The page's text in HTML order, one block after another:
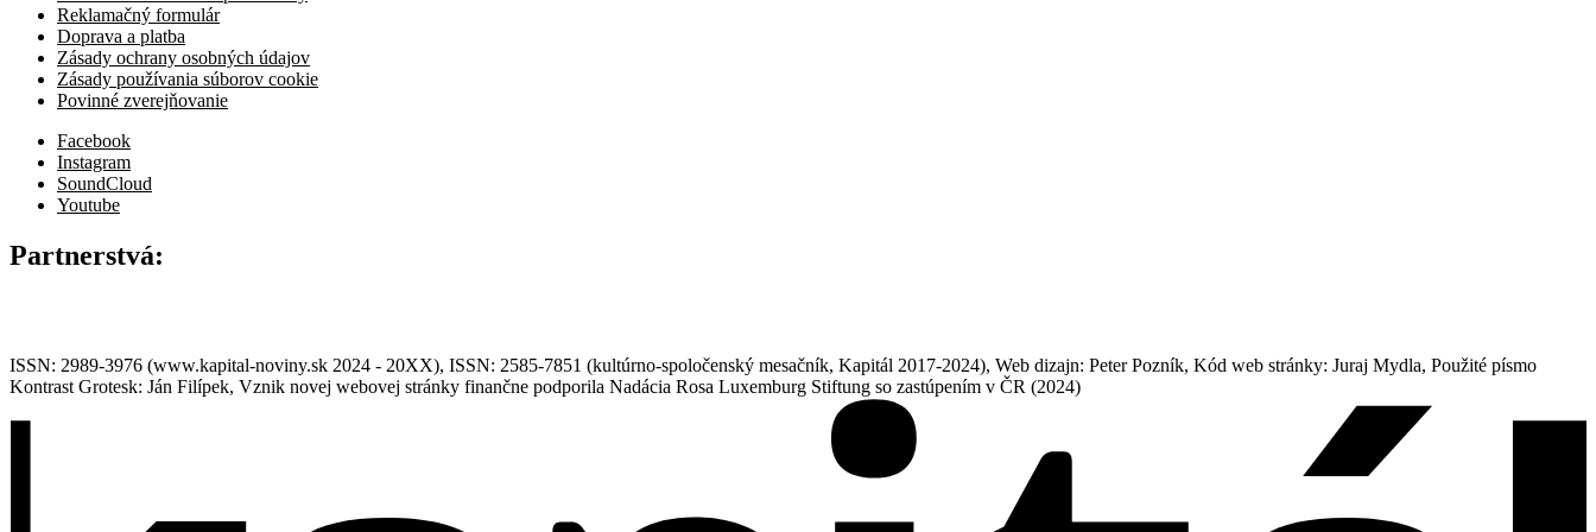
Reklamačný formulár
Doprava a platba
Zásady ochrany osobných údajov
Zásady používania súborov cookie
Povinné zverejňovanie
Facebook
Instagram
SoundCloud
Youtube
Partnerstvá:
ISSN: 2989-3976 (www.kapital-noviny.sk 2024 - 20XX), ISSN: 2585-7851 (kultúrno-spoločenský mesačník, Kapitál 2017-2024), Web dizajn: Peter Pozník, Kód web stránky: Juraj Mydla, Použité písmo
Kontrast Grotesk: Ján Filípek, Vznik novej webovej stránky finančne podporila Nadácia Rosa Luxemburg Stiftung so zastúpením v ČR (2024)